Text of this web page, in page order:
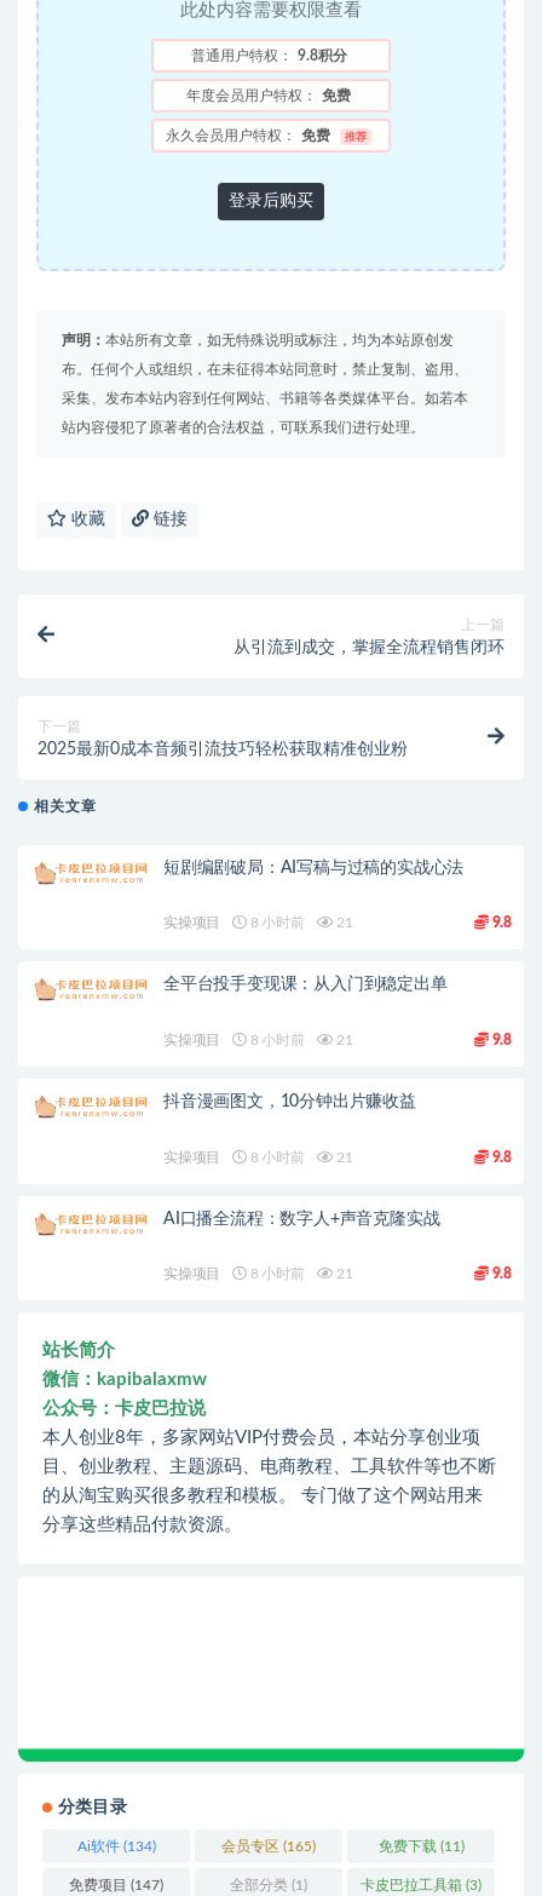
此处内容需要权限查看
普通用户特权： 9.8积分
年度会员用户特权： 免费
永久会员用户特权： 免费 推荐
登录后购买
声明： 本站所有文章，如无特殊说明或标注，均为本站原创发
布。任何个人或组织，在未征得本站同意时，禁止复制、盗用、
采集、发布本站内容到任何网站、书籍等各类媒体平台。如若本
站内容侵犯了原著者的合法权益，可联系我们进行处理。
收藏 链接
上一篇
从引流到成交，掌握全流程销售闭环
下一篇
2025最新0成本音频引流技巧轻松获取精准创业粉
相关文章
短剧编剧破局：AI写稿与过稿的实战心法
实操项目 8 小时前 21 9.8
全平台投手变现课：从入门到稳定出单
实操项目 8 小时前 21 9.8
抖音漫画图文，10分钟出片赚收益
实操项目 8 小时前 21 9.8
AI口播全流程：数字人+声音克隆实战
实操项目 8 小时前 21 9.8
站长简介
微信：kapibalaxmw
公众号：卡皮巴拉说
本人创业8年，多家网站VIP付费会员，本站分享创业项
目、创业教程、主题源码、电商教程、工具软件等也不断
的从淘宝购买很多教程和模板。 专门做了这个网站用来
分享这些精品付款资源。
分类目录
Ai软件(134) 会员专区 (165) 免费下载 (11)
免费项目 (147) 全部分类 (1) 卡皮巴拉工具箱 (3)